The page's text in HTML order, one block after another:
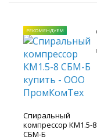
РЕКОМЕНДУЕМ
Спиральный
компрессор КМ1.5-8
СБМ-Б